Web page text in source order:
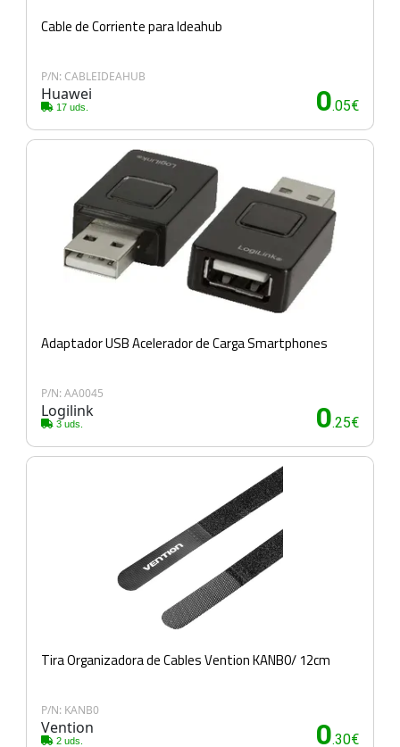
Cable de Corriente para Ideahub
P/N: CABLEIDEAHUB
Huawei
17 uds. 0.05€
Adaptador USB Acelerador de Carga Smartphones
P/N: AA0045
Logilink
3 uds. 0.25€
Tira Organizadora de Cables Vention KANB0/ 12cm
P/N: KANB0
Vention
2 uds. 0.30€